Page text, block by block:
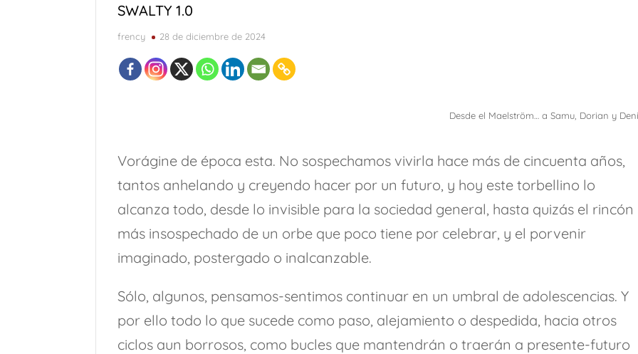
SWALTY 1.0
frency 28 de diciembre de 2024
Desde el Maelström… a Samu, Dorian y
Vorágine de época esta. No sospechamos vivirla hace más de cincuenta años,
tantos anhelando y creyendo hacer por un futuro, y hoy este torbellino lo
alcanza todo, desde lo invisible para la sociedad general, hasta quizás el rincón
más insospechado de un orbe que poco tiene por celebrar, y el porvenir
imaginado, postergado o inalcanzable.
Sólo, algunos, pensamos-sentimos continuar en un umbral de adolescencias. Y
por ello todo lo que sucede como paso, alejamiento o despedida, hacia otros
ciclos aun borrosos, como bucles que mantendrán o traerán a presente-futuro